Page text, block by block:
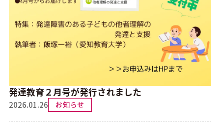
発達教育２月号が発行されました
2026.01.26 お知らせ